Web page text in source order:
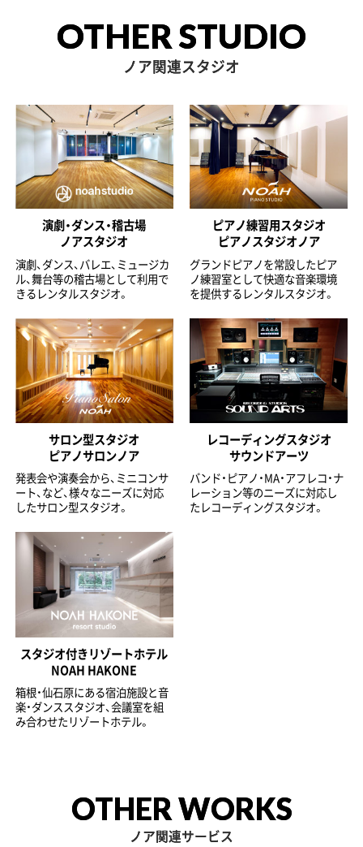
OTHER STUDIO
ノア関連スタジオ
演劇・ダンス・稽古場
ノアスタジオ
演劇、ダンス、バレエ、ミュージカ
ル、舞台等の稽古場として利用で
きるレンタルスタジオ。
ピアノ練習用スタジオ
ピアノスタジオノア
グランドピアノを常設したピア
ノ練習室として快適な音楽環境
を提供するレンタルスタジオ。
サロン型スタジオ
ピアノサロンノア
発表会や演奏会から、ミニコンサ
ート、など、様々なニーズに対応
したサロン型スタジオ。
レコーディングスタジオ
サウンドアーツ
バンド・ピアノ・MA・アフレコ・ナ
レーション等のニーズに対応し
たレコーディングスタジオ。
スタジオ付きリゾートホテル
NOAH HAKONE
箱根・仙石原にある宿泊施設と音
楽・ダンススタジオ、会議室を組
み合わせたリゾートホテル。
OTHER WORKS
ノア関連サービス